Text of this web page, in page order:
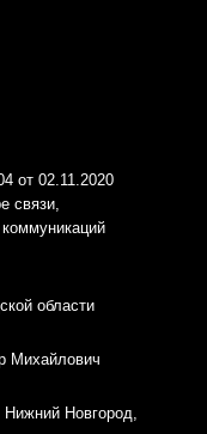
от 02.11.2020
связи,
области
Михайлович
Нижний Новгород,